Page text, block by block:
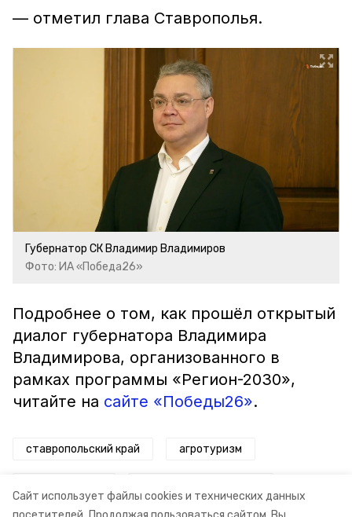
Сайт использует файлы cookies и технических данных
— отметил глава Ставрополья.
Губернатор СК Владимир Владимиров
Фото: ИА «Победа26»
Подробнее о том, как прошёл открытый
диалог губернатора Владимира
Владимирова, организованного в
рамках программы «Регион-2030»,
читайте на сайте «Победы26».
ставропольский край агротуризм